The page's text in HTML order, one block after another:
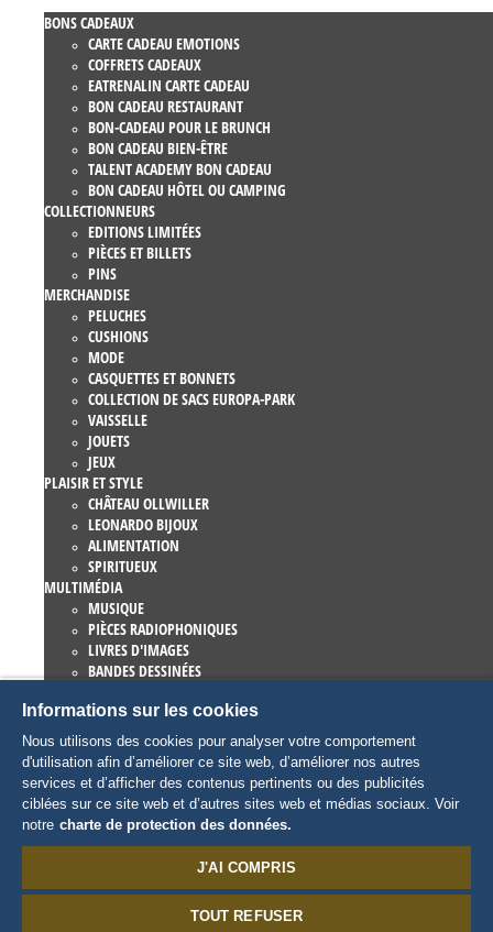
BONS CADEAUX
CARTE CADEAU EMOTIONS
COFFRETS CADEAUX
EATRENALIN CARTE CADEAU
BON CADEAU RESTAURANT
BON-CADEAU POUR LE BRUNCH
BON CADEAU BIEN-ÊTRE
TALENT ACADEMY BON CADEAU
BON CADEAU HÔTEL OU CAMPING
COLLECTIONNEURS
EDITIONS LIMITÉES
PIÈCES ET BILLETS
PINS
MERCHANDISE
PELUCHES
CUSHIONS
MODE
CASQUETTES ET BONNETS
COLLECTION DE SACS EUROPA-PARK
VAISSELLE
JOUETS
JEUX
PLAISIR ET STYLE
CHÂTEAU OLLWILLER
LEONARDO BIJOUX
ALIMENTATION
SPIRITUEUX
MULTIMÉDIA
MUSIQUE
PIÈCES RADIOPHONIQUES
LIVRES D'IMAGES
BANDES DESSINÉES
EUROPA-PARK LIVRES
JEUX ET FILMS
COLLECTIONS
EUROPA-PARK ATTRACTIONS
TRAUMATICA – FESTIVAL OF FEAR
ARTICLES COLLECTORS
EATRENALIN
CHARACTERS
Informations sur les cookies
Nous utilisons des cookies pour analyser votre comportement
d'utilisation afin d’améliorer ce site web, d’améliorer nos autres
services et d’afficher des contenus pertinents ou des publicités
ciblées sur ce site web et d’autres sites web et médias sociaux. Voir
notre charte de protection des données.
J'AI COMPRIS
TOUT REFUSER